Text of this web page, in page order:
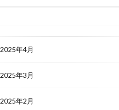
2025年4月
2025年3月
2025年2月